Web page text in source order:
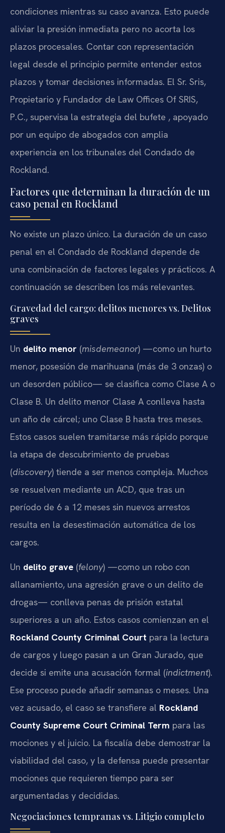
condiciones mientras su caso avanza. Esto puede
aliviar la presión inmediata pero no acorta los
plazos procesales. Contar con representación
legal desde el principio permite entender estos
plazos y tomar decisiones informadas. El Sr. Sris,
Propietario y Fundador de Law Offices Of SRIS,
P.C., supervisa la estrategia del bufete , apoyado
por un equipo de abogados con amplia
experiencia en los tribunales del Condado de
Rockland.
Factores que determinan la duración de un
caso penal en Rockland
No existe un plazo único. La duración de un caso
penal en el Condado de Rockland depende de
una combinación de factores legales y prácticos. A
continuación se describen los más relevantes.
Gravedad del cargo: delitos menores vs. Delitos
graves
Un delito menor (misdemeanor) —como un hurto
menor, posesión de marihuana (más de 3 onzas) o
un desorden público— se clasifica como Clase A o
Clase B. Un delito menor Clase A conlleva hasta
un año de cárcel; uno Clase B hasta tres meses.
Estos casos suelen tramitarse más rápido porque
la etapa de descubrimiento de pruebas
(discovery) tiende a ser menos compleja. Muchos
se resuelven mediante un ACD, que tras un
período de 6 a 12 meses sin nuevos arrestos
resulta en la desestimación automática de los
cargos.
Un delito grave (felony) —como un robo con
allanamiento, una agresión grave o un delito de
drogas— conlleva penas de prisión estatal
superiores a un año. Estos casos comienzan en el
Rockland County Criminal Court para la lectura
de cargos y luego pasan a un Gran Jurado, que
decide si emite una acusación formal (indictment).
Ese proceso puede añadir semanas o meses. Una
vez acusado, el caso se transfiere al Rockland
County Supreme Court Criminal Term para las
mociones y el juicio. La fiscalía debe demostrar la
viabilidad del caso, y la defensa puede presentar
mociones que requieren tiempo para ser
argumentadas y decididas.
Negociaciones tempranas vs. Litigio completo